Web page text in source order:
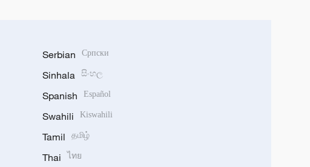
Serbian Српски
Sinhala සිංහල
Spanish Español
Swahili Kiswahili
Tamil தமிழ்
Thai ไทย